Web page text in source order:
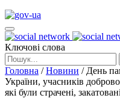
Ключові слова
Головна /Новини / День
України, учасників
які були страчені,